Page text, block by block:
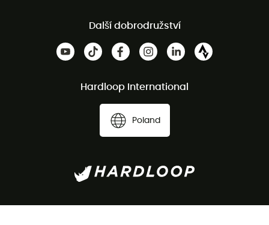
Další dobrodružství
Hardloop International
Poland